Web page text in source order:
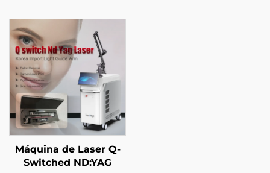
Médico e MMDSAP
Máquina de Laser Q-
Switched ND:YAG